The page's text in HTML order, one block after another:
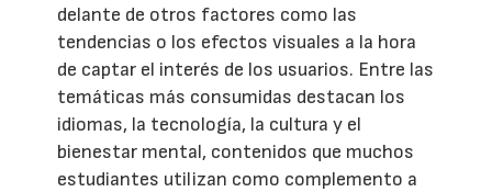
delante de otros factores como las
tendencias o los efectos visuales a la hora
de captar el interés de los usuarios. Entre las
temáticas más consumidas destacan los
idiomas, la tecnología, la cultura y el
bienestar mental, contenidos que muchos
estudiantes utilizan como complemento a